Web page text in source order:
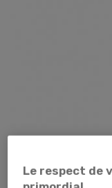
Le respect de